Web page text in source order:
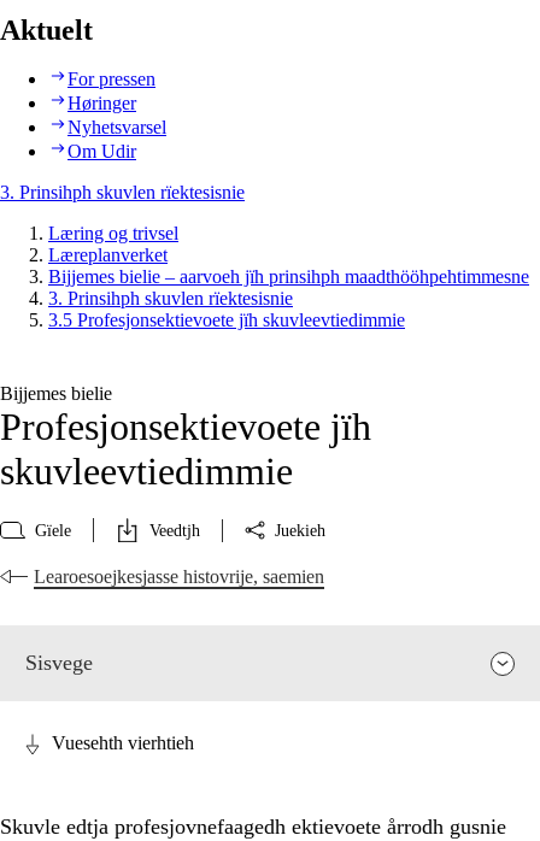
Aktuelt
For pressen
Høringer
Nyhetsvarsel
Om Udir
3. Prinsihph skuvlen rïektesisnie
Læring og trivsel
Læreplanverket
Bijjemes bielie – aarvoeh jïh prinsihph maadthööhpehtimmesne
3. Prinsihph skuvlen rïektesisnie
3.5 Profesjonsektievoete jïh skuvleevtiedimmie
Bijjemes bielie
Profesjonsektievoete jïh
skuvleevtiedimmie
Gïele Veedtjh Juekieh
Learoesoejkesjasse histovrije, saemien
Sisvege
Vuesehth vierhtieh
Skuvle edtja profesjovnefaagedh ektievoete årrodh gusnie